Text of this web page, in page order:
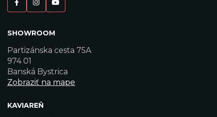
SHOWROOM
Partizánska cesta 75A
974 01
Banská Bystrica
Zobraziť na mape
KAVIAREŇ